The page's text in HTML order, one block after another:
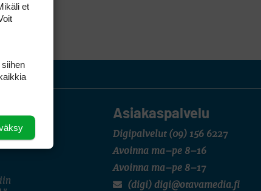
Asiakaspalvelu
Digipalvelut (09) 156 6227
Avoinna ma–pe 8–16
Avoinna ma–pe 8–17
(digi) digi@otavamedia.fi
et